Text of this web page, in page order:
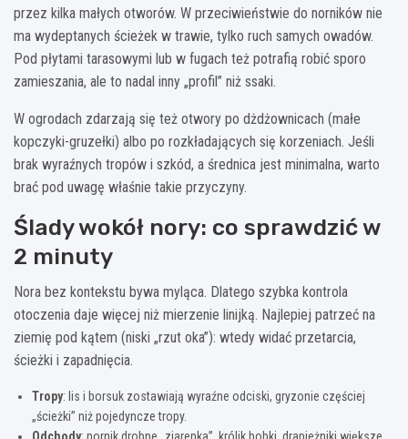
przez kilka małych otworów. W przeciwieństwie do norników nie
ma wydeptanych ścieżek w trawie, tylko ruch samych owadów.
Pod płytami tarasowymi lub w fugach też potrafią robić sporo
zamieszania, ale to nadal inny „profil” niż ssaki.
W ogrodach zdarzają się też otwory po dżdżownicach (małe
kopczyki-gruzełki) albo po rozkładających się korzeniach. Jeśli
brak wyraźnych tropów i szkód, a średnica jest minimalna, warto
brać pod uwagę właśnie takie przyczyny.
Ślady wokół nory: co sprawdzić w
2 minuty
Nora bez kontekstu bywa myląca. Dlatego szybka kontrola
otoczenia daje więcej niż mierzenie linijką. Najlepiej patrzeć na
ziemię pod kątem (niski „rzut oka”): wtedy widać przetarcia,
ścieżki i zapadnięcia.
Tropy: lis i borsuk zostawiają wyraźne odciski, gryzonie częściej
„ścieżki” niż pojedyncze tropy.
Odchody: nornik drobne „ziarenka”, królik bobki, drapieżniki większe,